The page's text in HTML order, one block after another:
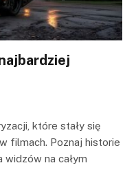
które stały się
filmach. Poznaj historie
widzów na całym